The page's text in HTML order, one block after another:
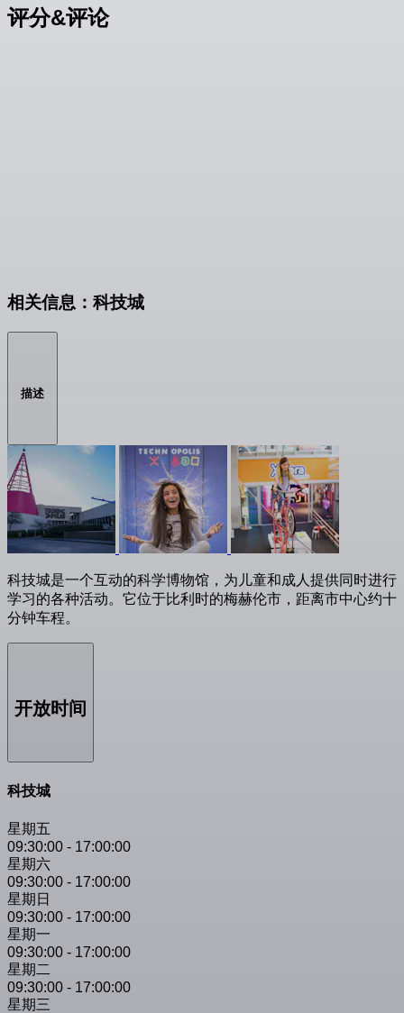
评分&评论
相关信息：科技城
描述
科技城是一个互动的科学博物馆，为儿童和成人提供同时进行
学习的各种活动。它位于比利时的梅赫伦市，距离市中心约十
分钟车程。
开放时间
科技城
星期五
09:30:00 - 17:00:00
星期六
09:30:00 - 17:00:00
星期日
09:30:00 - 17:00:00
星期一
09:30:00 - 17:00:00
星期二
09:30:00 - 17:00:00
星期三